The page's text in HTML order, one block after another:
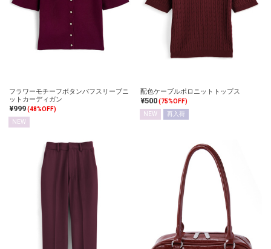
フラワーモチーフボタンパフスリーブニ
ットカーディガン
¥999(48%OFF)
NEW
配色ケーブルポロニットトップス
¥500(75%OFF)
NEW
再入荷